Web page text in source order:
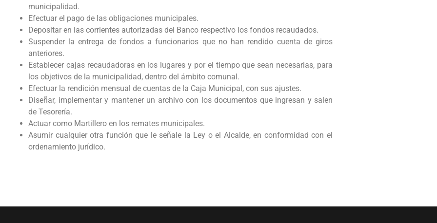
municipalidad.
Efectuar el pago de las obligaciones municipales.
Depositar en las corrientes autorizadas del Banco respectivo los fondos recaudados.
Suspender la entrega de fondos a funcionarios que no han rendido cuenta de giros
anteriores.
Establecer cajas recaudadoras en los lugares y por el tiempo que sean necesarias, para
los objetivos de la municipalidad, dentro del ámbito comunal.
Efectuar la rendición mensual de cuentas de la Caja Municipal, con sus ajustes.
Diseñar, implementar y mantener un archivo con los documentos que ingresan y salen
de Tesorería.
Actuar como Martillero en los remates municipales.
Asumir cualquier otra función que le señale la Ley o el Alcalde, en conformidad con el
ordenamiento jurídico.